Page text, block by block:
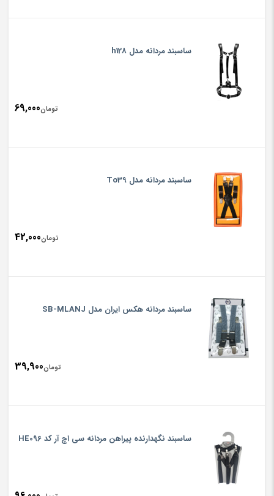
ساسبند مردانه مدل h128
تومان69,000
ساسبند مردانه مدل To39
تومان42,000
ساسبند مردانه هکس ایران مدل SB-MLANJ
تومان39,900
ساسبند نگهدارنده پیراهن مردانه سی اچ آر کد HE096